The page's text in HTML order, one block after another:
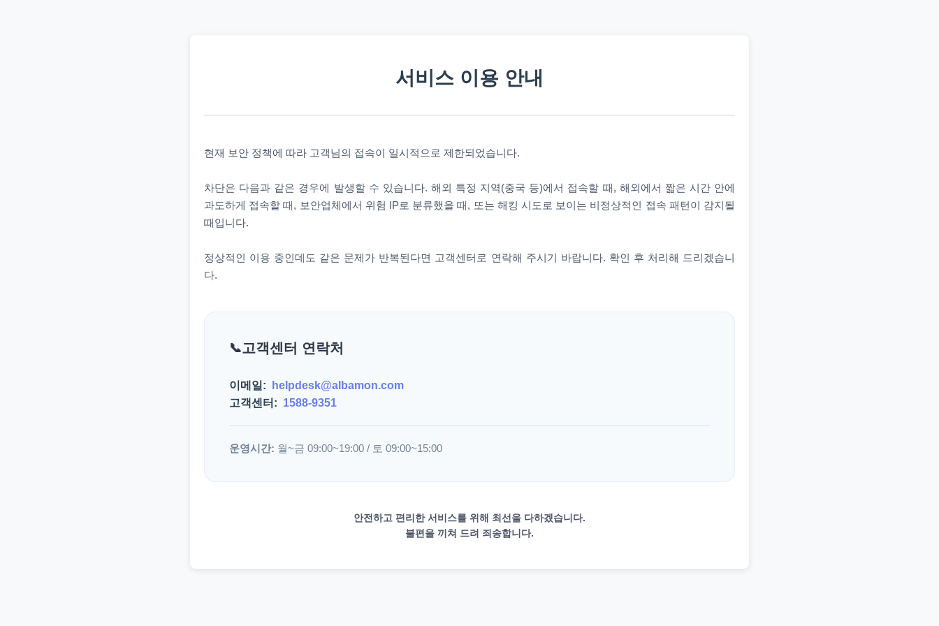
서비스 이용 안내
현재 보안 정책에 따라 고객님의 접속이 일시적으로 제한되었습니다.
차단은 다음과 같은 경우에 발생할 수 있습니다. 해외 특정 지역(중국 등)에서 접속할 때, 해외에서 짧은 시간 안에
과도하게 접속할 때, 보안업체에서 위험 IP로 분류했을 때, 또는 해킹 시도로 보이는 비정상적인 접속 패턴이 감지될
때입니다.
정상적인 이용 중인데도 같은 문제가 반복된다면 고객센터로 연락해 주시기 바랍니다. 확인 후 처리해 드리겠습니
다.
고객센터 연락처
이메일:
helpdesk@albamon.com
고객센터: 1588-9351
운영시간: 월~금 09:00~19:00 / 토 09:00~15:00
안전하고 편리한 서비스를 위해 최선을 다하겠습니다.
불편을 끼쳐 드려 죄송합니다.